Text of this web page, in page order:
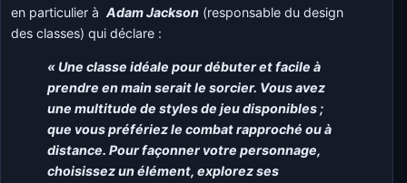
en particulier àAdam Jackson (responsable du design
des classes) qui déclare :
« Une classe idéale pour débuter et facile à
prendre en main serait le sorcier. Vous avez
une multitude de styles de jeu disponibles ;
que vous préfériez le combat rapproché ou à
distance. Pour façonner votre personnage,
choisissez un élément, explorez ses